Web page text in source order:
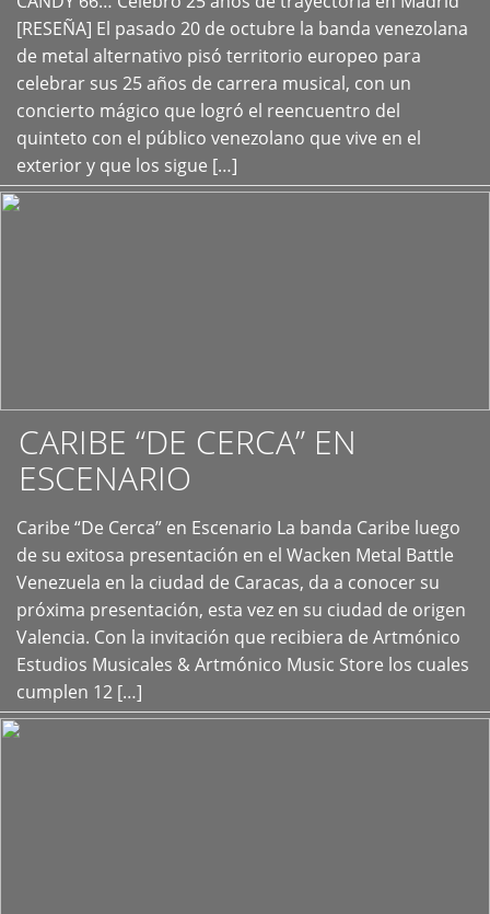
[RESEÑA] El pasado 20 de octubre la banda venezolana
de metal alternativo pisó territorio europeo para
celebrar sus 25 años de carrera musical, con un
concierto mágico que logró el reencuentro del
quinteto con el público venezolano que vive en el
exterior y que los sigue […]
+
CARIBE “DE CERCA” EN
ESCENARIO
Caribe “De Cerca” en Escenario La banda Caribe luego
de su exitosa presentación en el Wacken Metal Battle
Venezuela en la ciudad de Caracas, da a conocer su
próxima presentación, esta vez en su ciudad de origen
Valencia. Con la invitación que recibiera de Artmónico
Estudios Musicales & Artmónico Music Store los cuales
cumplen 12 […]
+